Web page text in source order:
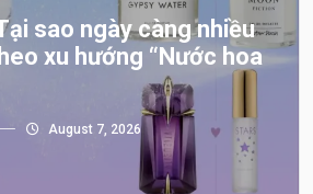
sao ngày càng nhiều
xu hướng “Nước hoa
August 7, 2026